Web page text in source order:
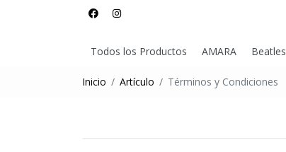
Todos los Productos AMARA Beatles
Inicio Artículo Términos y Condiciones